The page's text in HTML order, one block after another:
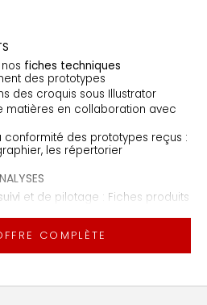
fiches techniques
des prototypes
des croquis sous Illustrator
matières en collaboration avec
conformité des prototypes reçus :
les répertorier
et de pilotage : Fiches produits
nomenclatures
par les chefs de projets
d’activité
COMPLÈTE